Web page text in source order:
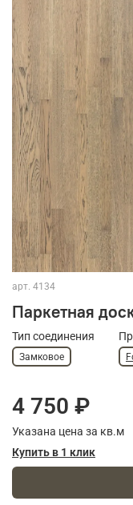
арт. 4134
Паркетная
Тип соединения
Замковое
4 750 ₽
Указана цена за кв.м
Купить в 1 клик